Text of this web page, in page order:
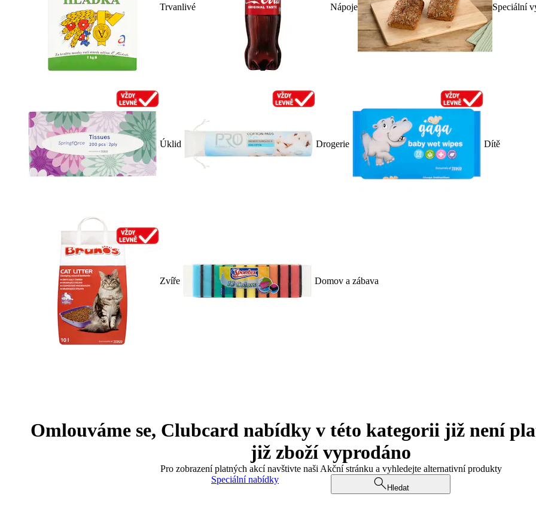
Trvanlivé Nápoje Speciální
Úklid Drogerie Dítě
Zvíře Domov a zábava
Omlouváme se, Clubcard nabídky v této kategorii již není
již zboží vyprodáno
Pro zobrazení platných akcí navštivte naši Akční stránku a vyhledejte alternativní produkty
Speciální nabídky
Hledat